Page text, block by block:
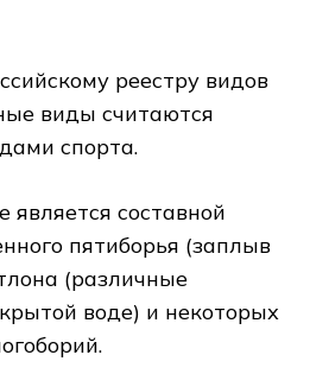
реестру видов
виды считаются
спорта.
является составной
пятиборья (заплыв
(различные
воде) и некоторых